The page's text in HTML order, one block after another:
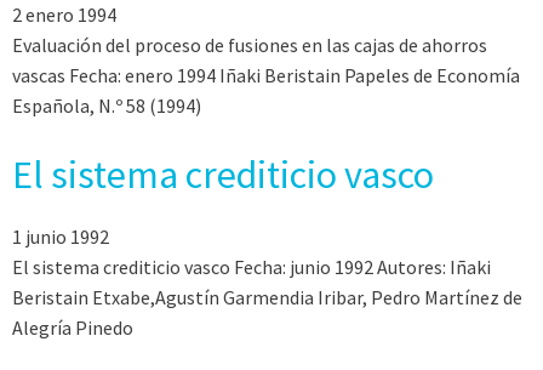
2 enero 1994
Evaluación del proceso de fusiones en las cajas de ahorros
vascas Fecha: enero 1994 Iñaki Beristain Papeles de Economía
Española, N.º 58 (1994)
El sistema crediticio vasco
1 junio 1992
El sistema crediticio vasco Fecha: junio 1992 Autores: Iñaki
Beristain Etxabe,Agustín Garmendia Iribar, Pedro Martínez de
Alegría Pinedo